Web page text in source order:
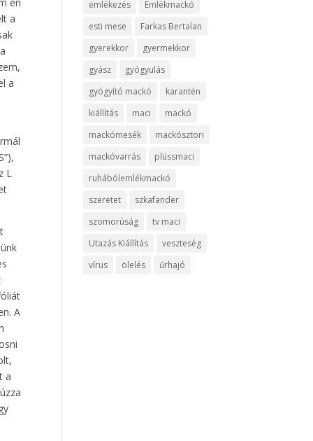
én
a
a
L
A
a
emlékezés
Emlékmackó
esti mese
Farkas Bertalan
gyerekkor
gyermekkor
gyász
gyógyulás
gyógyító mackó
karantén
kiállítás
maci
mackó
mackómesék
mackósztori
mackóvarrás
plüssmaci
ruhábólemlékmackó
szeretet
szkafander
szomorúság
tv maci
Utazás Kiállítás
veszteség
vírus
ölelés űrhajó